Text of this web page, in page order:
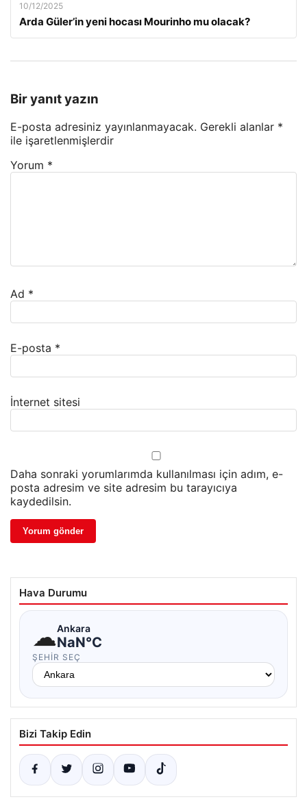
10/12/2025
Arda Güler’in yeni hocası Mourinho mu olacak?
Bir yanıt yazın
E-posta adresiniz yayınlanmayacak. Gerekli alanlar *
ile işaretlenmişlerdir
Yorum *
Ad *
E-posta *
İnternet sitesi
Daha sonraki yorumlarımda kullanılması için adım, e-
posta adresim ve site adresim bu tarayıcıya
kaydedilsin.
Hava Durumu
☁Ankara
NaN°C
ŞEHIR SEÇ
Bizi Takip Edin